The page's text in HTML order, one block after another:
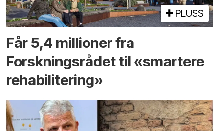
PLUSS
Får 5,4 millioner fra
Forskningsrådet til «smartere
rehabilitering»